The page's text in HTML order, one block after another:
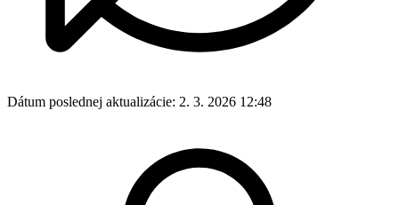
Dátum poslednej aktualizácie: 2. 3. 2026 12:48